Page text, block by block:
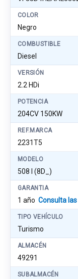
COLOR
Negro
COMBUSTIBLE
Diesel
VERSIÓN
2.2 HDi
POTENCIA
204CV 150KW
REF.MARCA
2231T5
MODELO
508 I (8D_)
GARANTIA
1 año Consulta
TIPO VEHÍCULO
Turismo
ALMACÉN
49291
SUBALMACÉN